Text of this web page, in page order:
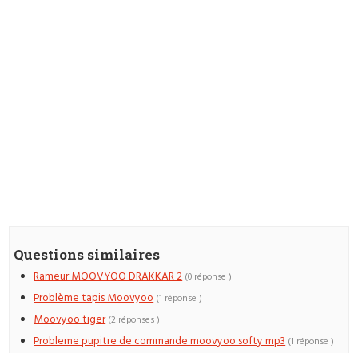
Questions similaires
Rameur MOOVYOO DRAKKAR 2 (0 réponse )
Problème tapis Moovyoo (1 réponse )
Moovyoo tiger (2 réponses )
Probleme pupitre de commande moovyoo softy mp3 (1 réponse )